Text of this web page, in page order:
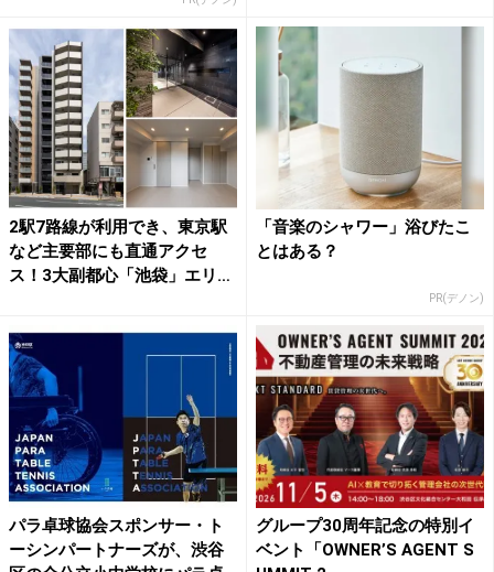
2駅7路線が利用でき、東京駅
など主要部にも直通アクセ
ス！3大副都心「池袋」エリ
「音楽のシャワー」浴びたこ
とはある？
PR(デノン)
パラ卓球協会スポンサー・ト
ーシンパートナーズが、渋谷
グループ30周年記念の特別イ
ベント「OWNER’S AGENT S